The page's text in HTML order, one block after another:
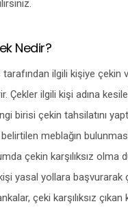
Nedir?
tarafından ilgili kişiye
Çekler ilgili kişi adına
birisi çekin tahsilatını
meblağın
çekin karşılıksız olma
yasal yollara başvurarak
çeki karşılıksız